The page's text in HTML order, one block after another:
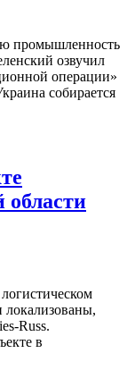
промышленность
озвучил
операции»
собирается
области
локализованы,
Russ.
в